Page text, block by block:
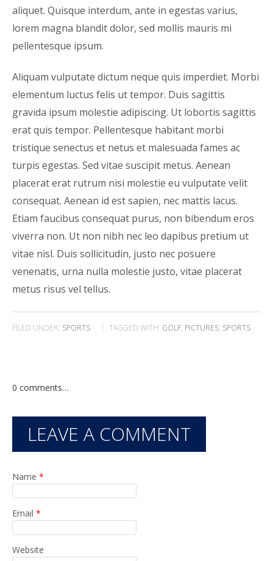
aliquet. Quisque interdum, ante in egestas varius,
lorem magna blandit dolor, sed mollis mauris mi
pellentesque ipsum.
Aliquam vulputate dictum neque quis imperdiet. Morbi
elementum luctus felis ut tempor. Duis sagittis
gravida ipsum molestie adipiscing. Ut lobortis sagittis
erat quis tempor. Pellentesque habitant morbi
tristique senectus et netus et malesuada fames ac
turpis egestas. Sed vitae suscipit metus. Aenean
placerat erat rutrum nisi molestie eu vulputate velit
consequat. Aenean id est sapien, nec mattis lacus.
Etiam faucibus consequat purus, non bibendum eros
viverra non. Ut non nibh nec leo dapibus pretium ut
vitae nisl. Duis sollicitudin, justo nec posuere
venenatis, urna nulla molestie justo, vitae placerat
metus risus vel tellus.
FILED UNDER: SPORTS TAGGED WITH: GOLF, PICTURES, SPORTS
0 comments…
LEAVE A COMMENT
Name *
Email *
Website